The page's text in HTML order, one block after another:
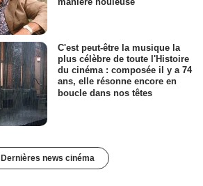
C'est peut-être la musique la
plus célèbre de toute l'Histoire
du cinéma : composée il y a 74
ans, elle résonne encore en
boucle dans nos têtes
Dernières news cinéma